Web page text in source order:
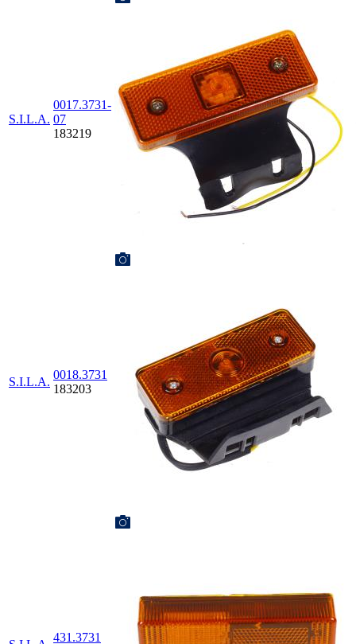
S.I.L.A.
0017.3731-
07
183219
S.I.L.A.
0018.3731
183203
431.3731